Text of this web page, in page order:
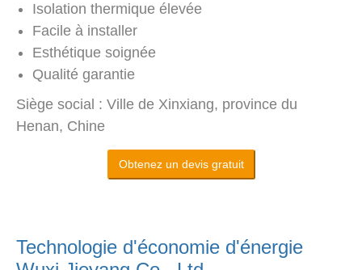
Isolation thermique élevée
Facile à installer
Esthétique soignée
Qualité garantie
Siège social : Ville de Xinxiang, province du
Henan, Chine
Obtenez un devis gratuit
Technologie d'économie d'énergie